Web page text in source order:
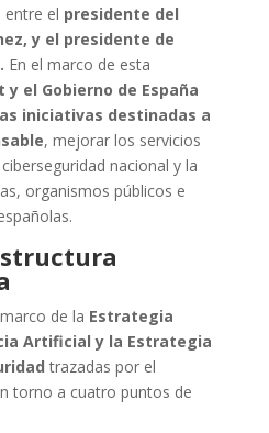
el presidente del
y el presidente de
En el marco de esta
el Gobierno de España
iniciativas destinadas a
, mejorar los servicios
nacional y la
organismos públicos e
de la Estrategia
Artificial y la Estrategia
trazadas por el
torno a cuatro puntos de